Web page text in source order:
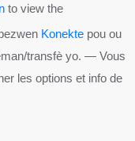
to view the
Konekte pou ou
transfè yo. — Vous
les options et info de